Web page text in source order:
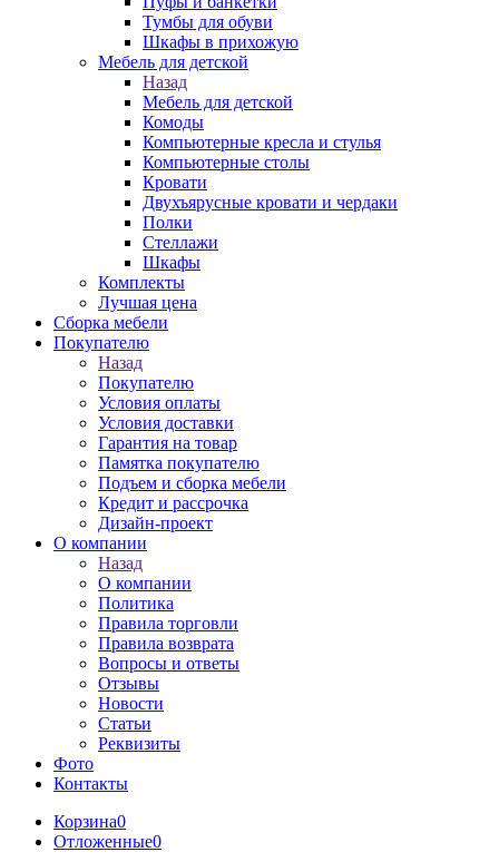
Тумбы для обуви
Шкафы в прихожую
Мебель для детской
Назад
Мебель для детской
Комоды
Компьютерные кресла и стулья
Компьютерные столы
Кровати
Двухъярусные кровати и чердаки
Полки
Стеллажи
Шкафы
Комплекты
Лучшая цена
Сборка мебели
Покупателю
Назад
Покупателю
Условия оплаты
Условия доставки
Гарантия на товар
Памятка покупателю
Подъем и сборка мебели
Кредит и рассрочка
Дизайн-проект
О компании
Назад
О компании
Политика
Правила торговли
Правила возврата
Вопросы и ответы
Отзывы
Новости
Статьи
Реквизиты
Фото
Контакты
Корзина0
Отложенные0